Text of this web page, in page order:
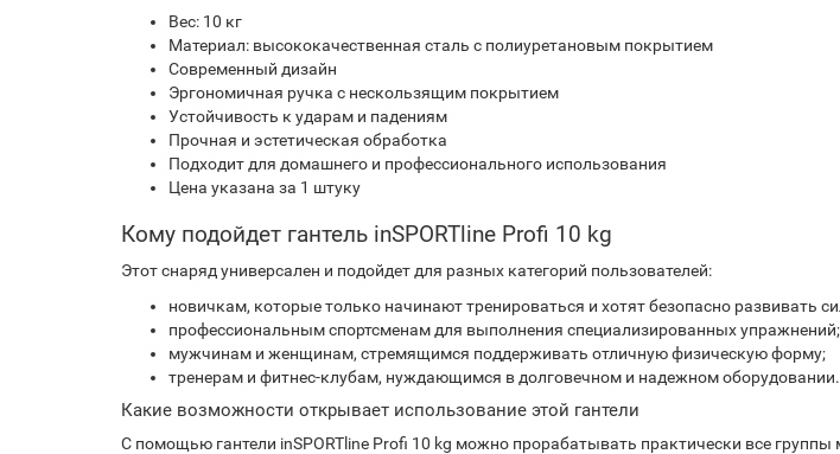
Вес: 10 кг
Материал: высококачественная сталь с полиуретановым покрытием
Современный дизайн
Эргономичная ручка с нескользящим покрытием
Устойчивость к ударам и падениям
Прочная и эстетическая обработка
Подходит для домашнего и профессионального использования
Цена указана за 1 штуку
Кому подойдет гантель inSPORTline Profi 10 kg
Этот снаряд универсален и подойдет для разных категорий пользователей:
новичкам, которые только начинают тренироваться и хотят безопасно развивать
профессиональным спортсменам для выполнения специализированных упражнений;
мужчинам и женщинам, стремящимся поддерживать отличную физическую форму;
тренерам и фитнес-клубам, нуждающимся в долговечном и надежном оборудовании.
Какие возможности открывает использование этой гантели
С помощью гантели inSPORTline Profi 10 kg можно прорабатывать практически все